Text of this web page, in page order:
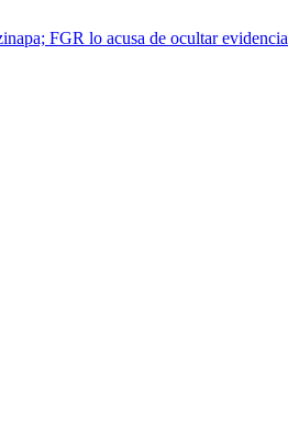
FGR lo acusa de ocultar evidencia